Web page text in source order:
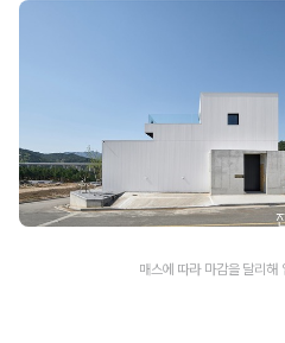
매스에 따라 마감을 달리해